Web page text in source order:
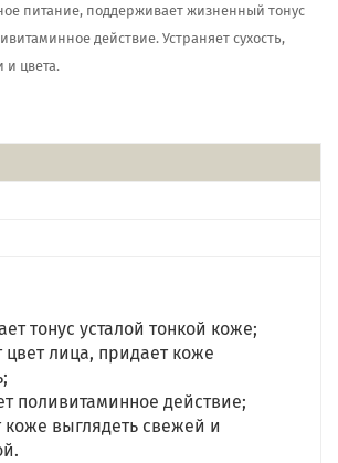
питание, поддерживает жизненный тонус
действие. Устраняет сухость,
и цвета.
тонус усталой тонкой коже;
цвет лица, придает коже
поливитаминное действие;
коже выглядеть свежей и